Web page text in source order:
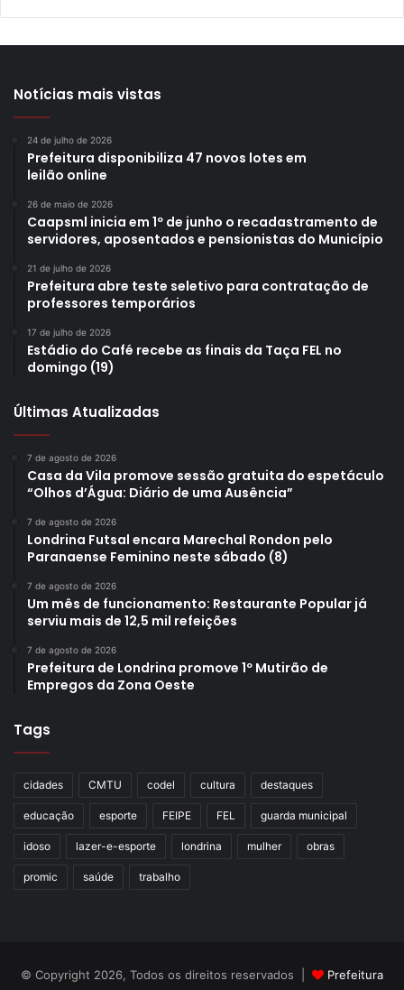
Notícias mais vistas
24 de julho de 2026
Prefeitura disponibiliza 47 novos lotes em
leilão online
26 de maio de 2026
Caapsml inicia em 1º de junho o recadastramento de
servidores, aposentados e pensionistas do Município
21 de julho de 2026
Prefeitura abre teste seletivo para contratação de
professores temporários
17 de julho de 2026
Estádio do Café recebe as finais da Taça FEL no
domingo (19)
Últimas Atualizadas
7 de agosto de 2026
Casa da Vila promove sessão gratuita do espetáculo
“Olhos d’Água: Diário de uma Ausência”
7 de agosto de 2026
Londrina Futsal encara Marechal Rondon pelo
Paranaense Feminino neste sábado (8)
7 de agosto de 2026
Um mês de funcionamento: Restaurante Popular já
serviu mais de 12,5 mil refeições
7 de agosto de 2026
Prefeitura de Londrina promove 1º Mutirão de
Empregos da Zona Oeste
Tags
cidades CMTU codel cultura destaques
educação esporte FEIPE FEL guarda municipal
idoso lazer-e-esporte londrina mulher obras
promic saúde trabalho
© Copyright 2026, Todos os direitos reservados | Prefeitura